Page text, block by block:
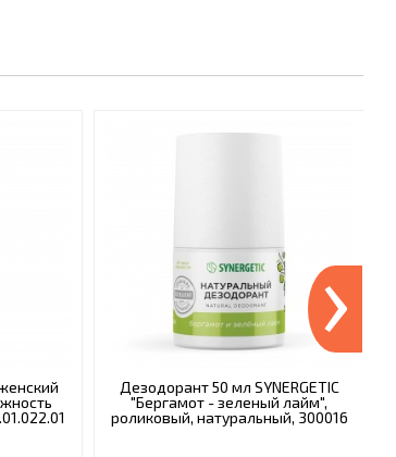
Дезодорант 50 мл SYNERGETIC
"Бергамот - зеленый лайм",
роликовый, натуральный, 300016
›